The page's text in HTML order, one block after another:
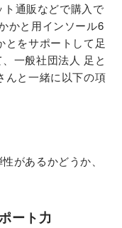
通販などで購入で
かと用インソール6
とをサポートして足
一般社団法人 足と
んと一緒に以下の項
があるかどうか、
ート力